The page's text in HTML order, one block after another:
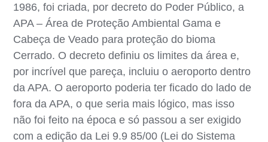
1986, foi criada, por decreto do Poder Público, a
APA – Área de Proteção Ambiental Gama e
Cabeça de Veado para proteção do bioma
Cerrado. O decreto definiu os limites da área e,
por incrível que pareça, incluiu o aeroporto dentro
da APA. O aeroporto poderia ter ficado do lado de
fora da APA, o que seria mais lógico, mas isso
não foi feito na época e só passou a ser exigido
com a edição da Lei 9.9 85/00 (Lei do Sistema